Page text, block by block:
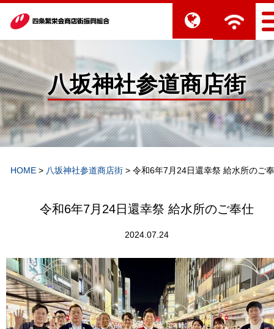
八坂神社参道商店街
HOME > 八坂神社参道商店街 > 令和6年7月24日還幸祭 給水所のご
令和6年7月24日還幸祭 給水所のご奉仕
2024.07.24